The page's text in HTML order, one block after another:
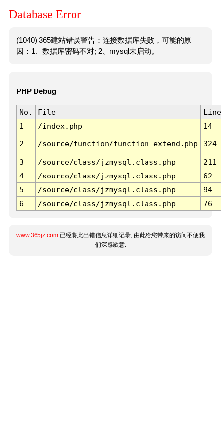
Database Error
(1040) 365建站错误警告：连接数据库失败，可能的原
因：1、数据库密码不对; 2、mysql未启动。
PHP Debug
No. File
Line
1
/index.php 14
2 /source/function/function_extend.php 324
3 /source/class/jzmysql.class.php
211
4
/source/class/jzmysql.class.php
62
5
/source/class/jzmysql.class.php
94
6
/source/class/jzmysql.class.php 76
www.365jz.com 已经将此出错信息详细记录, 由此给您带来的访问不便我
们深感歉意.